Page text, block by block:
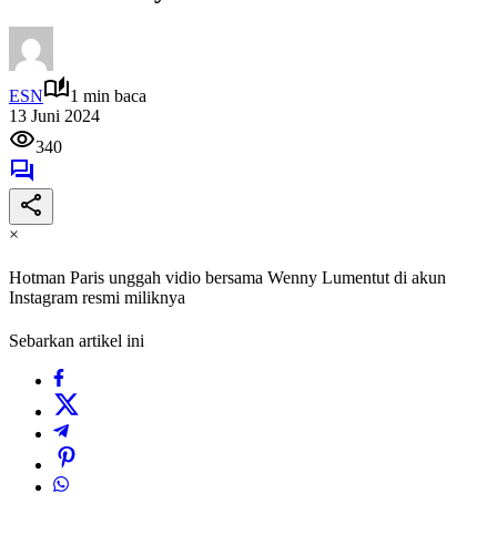
ESN
1 min baca
13 Juni 2024
340
×
Hotman Paris unggah vidio bersama Wenny Lumentut di akun
Instagram resmi miliknya
Sebarkan artikel ini